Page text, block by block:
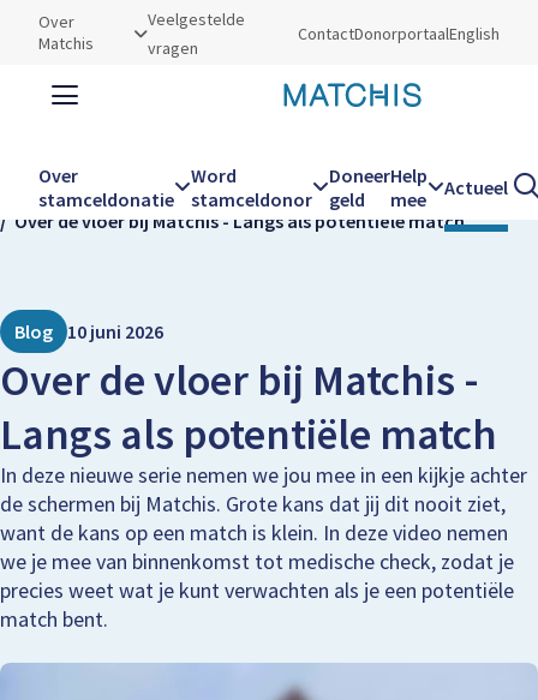
Utilities
Over
Matchis
Veelgestelde
vragen
ContactDonorportaalEnglish
Hoofdnavigatie
Over
stamceldonatie
Word
stamceldonor
Doneer
geld
Help
mee
Actueel
Kruimelpad
Home
Actueel
Over de vloer bij Matchis - Langs als potentiële match
Blog 10 juni 2026
Over de vloer bij Matchis -
Langs als potentiële match
In deze nieuwe serie nemen we jou mee in een kijkje achter
de schermen bij Matchis. Grote kans dat jij dit nooit ziet,
want de kans op een match is klein. In deze video nemen
we je mee van binnenkomst tot medische check, zodat je
precies weet wat je kunt verwachten als je een potentiële
match bent.